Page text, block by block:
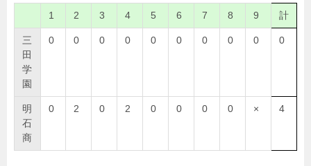
1 2 3 4 5 6 7 8 9 計
三
田
学
園
0 0 0 0 0 0 0 0 0 0
明
石
商
0 2 0 2 0 0 0 0 × 4